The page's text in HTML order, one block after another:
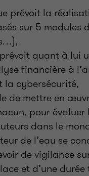
prévoit la
sur 5
quant à lui
financière à
la cybersécurité,
de mettre en
pour
dans le
de l’eau se
de vigilance
et d’une durée